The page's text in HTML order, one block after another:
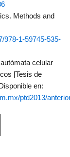
Methods and
978-1-59745-535-
celular
[Tesis de
en:
ptd2013/